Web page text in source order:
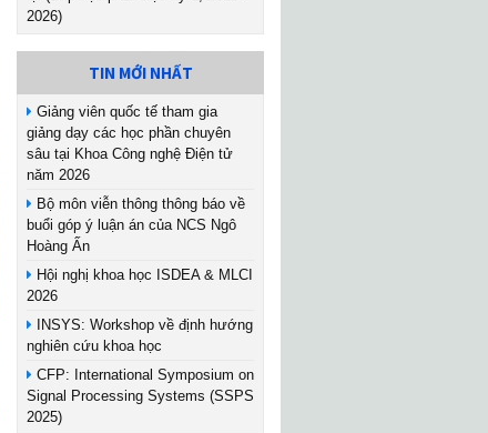
2026)
TIN MỚI NHẤT
Giảng viên quốc tế tham gia
giảng dạy các học phần chuyên
sâu tại Khoa Công nghệ Điện tử
năm 2026
Bộ môn viễn thông thông báo về
buổi góp ý luận án của NCS Ngô
Hoàng Ấn
Hội nghị khoa học ISDEA & MLCI
2026
INSYS: Workshop về định hướng
nghiên cứu khoa học
CFP: International Symposium on
Signal Processing Systems (SSPS
2025)